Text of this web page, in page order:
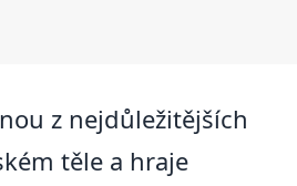
z nejdůležitějších
těle a hraje